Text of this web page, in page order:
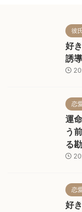
彼
好
誘
恋
運
う
る
恋
好